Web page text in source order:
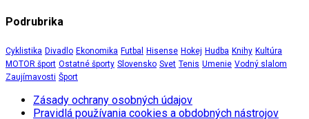
Podrubrika
Cyklistika Divadlo Ekonomika Futbal Hisense Hokej Hudba Knihy Kultúra
MOTOR šport Ostatné športy Slovensko Svet Tenis Umenie Vodný slalom
Zaujímavosti Šport
Zásady ochrany osobných údajov
Pravidlá používania cookies a obdobných nástrojov